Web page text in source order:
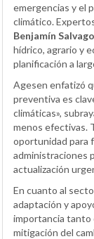
emergencias y el
climático.
Benjamín
hídrico, agrario y
planificación a
Agesen enfatizó
preventiva es
climáticas»,
menos efectivas.
oportunidad para
administraciones
actualización
En cuanto al
adaptación y
importancia tanto
mitigación del